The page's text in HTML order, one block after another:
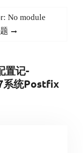
No module
置记-
系统Postfix